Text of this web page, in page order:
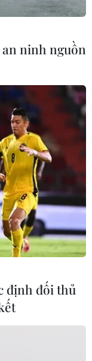
chủ quyền
Quảng Ngãi
với lá cờ Tổ
biển đảo Việt
ninh nguồn
định đối thủ